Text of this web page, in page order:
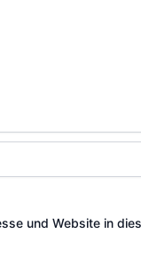
und Website in